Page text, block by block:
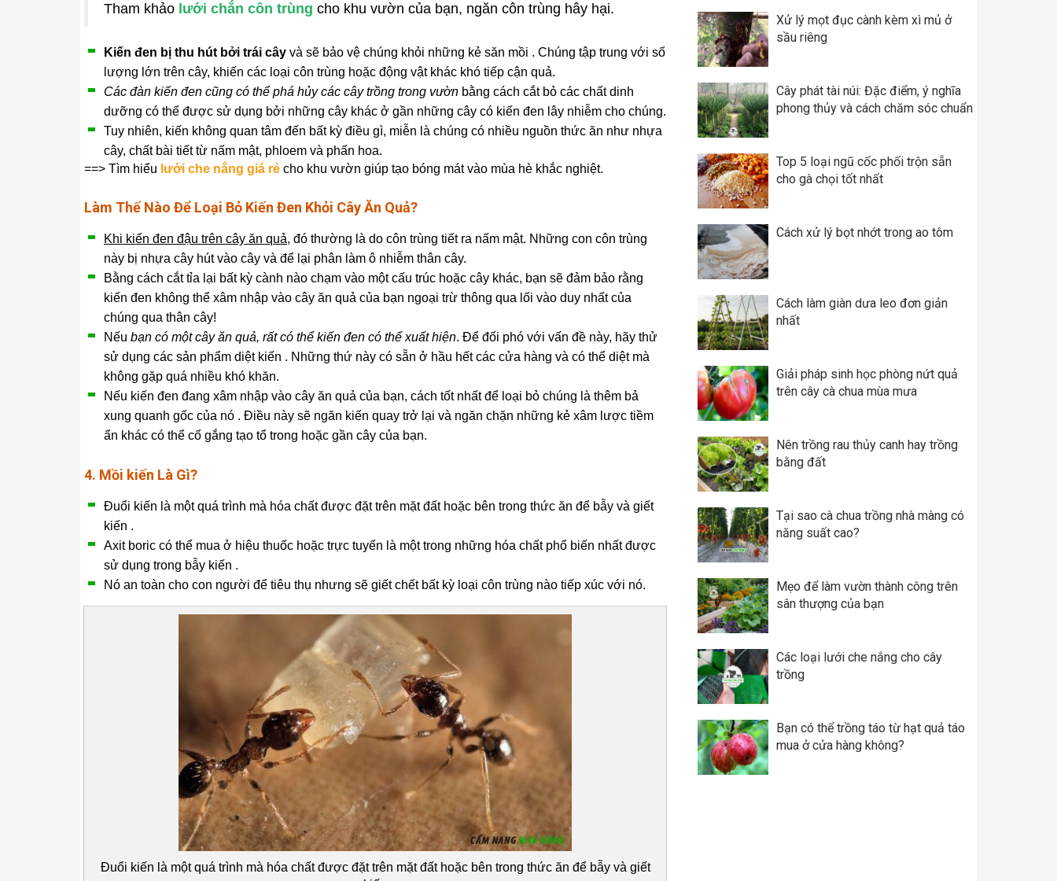
Tham khảo lưới chắn côn trùng cho khu vườn của bạn, ngăn côn trùng hây hại.
Kiến đen bị thu hút bởi trái cây và sẽ bảo vệ chúng khỏi những kẻ săn mồi . Chúng tập trung với số
lượng lớn trên cây, khiến các loại côn trùng hoặc động vật khác khó tiếp cận quả.
Các đàn kiến ​​đen cũng có thể phá hủy các cây trồng trong vườn bằng cách cắt bỏ các chất dinh
dưỡng có thể được sử dụng bởi những cây khác ở gần những cây có kiến ​​đen lây nhiễm cho chúng.
Tuy nhiên, kiến ​​không quan tâm đến bất kỳ điều gì, miễn là chúng có nhiều nguồn thức ăn như nhựa
cây, chất bài tiết từ nấm mật, phloem và phấn hoa.
==> Tìm hiểu lưới che nắng giá rẻ cho khu vườn giúp tạo bóng mát vào mùa hè khắc nghiệt.
Làm Thế Nào Để Loại Bỏ Kiến ​​Đen Khỏi Cây Ăn Quả?
Khi kiến ​​đen đậu trên cây ăn quả, đó thường là do côn trùng tiết ra nấm mật. Những con côn trùng
này bị nhựa cây hút vào cây và để lại phân làm ô nhiễm thân cây.
Bằng cách cắt tỉa lại bất kỳ cành nào chạm vào một cấu trúc hoặc cây khác, bạn sẽ đảm bảo rằng
kiến ​​đen không thể xâm nhập vào cây ăn quả của bạn ngoại trừ thông qua lối vào duy nhất của
chúng qua thân cây!
Nếu bạn có một cây ăn quả, rất có thể kiến ​​đen có thể xuất hiện. Để đối phó với vấn đề này, hãy thử
sử dụng các sản phẩm diệt kiến . Những thứ này có sẵn ở hầu hết các cửa hàng và có thể diệt mà
không gặp quá nhiều khó khăn.
Nếu kiến ​​đen đang xâm nhập vào cây ăn quả của bạn, cách tốt nhất để loại bỏ chúng là thêm bả
xung quanh gốc của nó . Điều này sẽ ngăn kiến ​​quay trở lại và ngăn chặn những kẻ xâm lược tiềm
ẩn khác có thể cố gắng tạo tổ trong hoặc gần cây của bạn.
4. Mồi kiến Là Gì?
Đuổi kiến ​​là một quá trình mà hóa chất được đặt trên mặt đất hoặc bên trong thức ăn để bẫy và giết
kiến .
Axit boric có thể mua ở hiệu thuốc hoặc trực tuyến là một trong những hóa chất phổ biến nhất được
sử dụng trong bẫy kiến .
Nó an toàn cho con người để tiêu thụ nhưng sẽ giết chết bất kỳ loại côn trùng nào tiếp xúc với nó.
Đuổi kiến ​​là một quá trình mà hóa chất được đặt trên mặt đất hoặc bên trong thức ăn để bẫy và giết
Xử lý mọt đục cành kèm xì mủ ở
sầu riêng
Cây phát tài núi: Đặc điểm, ý nghĩa
phong thủy và cách chăm sóc chuẩn
Top 5 loại ngũ cốc phối trộn sẵn
cho gà chọi tốt nhất
Cách xử lý bọt nhớt trong ao tôm
Cách làm giàn dưa leo đơn giản
nhất
Giải pháp sinh học phòng nứt quả
trên cây cà chua mùa mưa
Nên trồng rau thủy canh hay trồng
bằng đất
Tại sao cà chua trồng nhà màng có
năng suất cao?
Mẹo để làm vườn thành công trên
sân thượng của bạn
Các loại lưới che nắng cho cây
trồng
Bạn có thể trồng táo từ hạt quả táo
mua ở cửa hàng không?